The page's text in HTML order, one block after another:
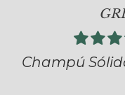
Champú